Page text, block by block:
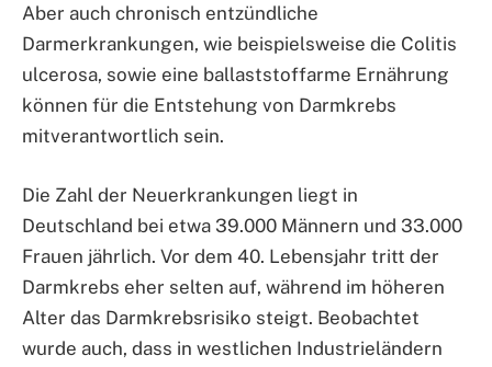
Aber auch chronisch entzündliche
Darmerkrankungen, wie beispielsweise die Colitis
ulcerosa, sowie eine ballaststoffarme Ernährung
können für die Entstehung von Darmkrebs
mitverantwortlich sein.
Die Zahl der Neuerkrankungen liegt in
Deutschland bei etwa 39.000 Männern und 33.000
Frauen jährlich. Vor dem 40. Lebensjahr tritt der
Darmkrebs eher selten auf, während im höheren
Alter das Darmkrebsrisiko steigt. Beobachtet
wurde auch, dass in westlichen Industrieländern